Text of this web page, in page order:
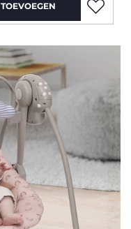
TOEVOEGEN